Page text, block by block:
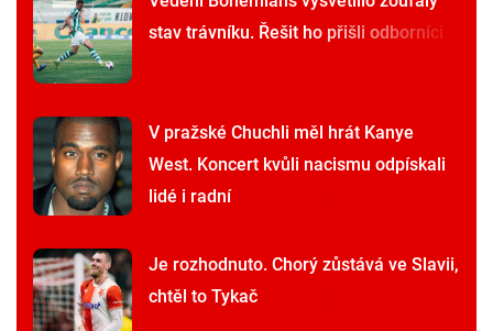
stav trávníku. Řešit ho přišli odborníci
V pražské Chuchli měl hrát Kanye
West. Koncert kvůli nacismu odpískali
lidé i radní
Je rozhodnuto. Chorý zůstává ve Slavii,
chtěl to Tykač